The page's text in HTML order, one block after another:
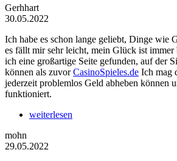
Gerhhart
30.05.2022
Ich habe es schon lange geliebt, Dinge wie
es fällt mir sehr leicht, mein Glück ist
ich eine großartige Seite gefunden, auf der
können als zuvorCasinoSpieles.de Ich mag
jederzeit problemlos Geld abheben können
funktioniert.
weiterlesen
mohn
29.05.2022